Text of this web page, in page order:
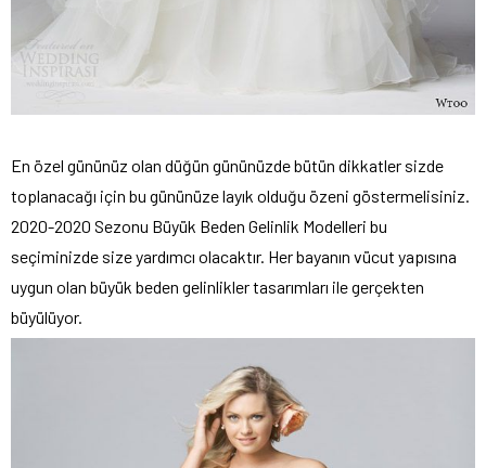
En özel gününüz olan düğün gününüzde bütün dikkatler sizde
toplanacağı için bu gününüze layık olduğu özeni göstermelisiniz.
2020-2020 Sezonu Büyük Beden Gelinlik Modelleri bu
seçiminizde size yardımcı olacaktır. Her bayanın vücut yapısına
uygun olan büyük beden gelinlikler tasarımları ile gerçekten
büyülüyor.